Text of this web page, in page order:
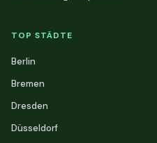
TOP STÄDTE
Berlin
Bremen
Dresden
Düsseldorf